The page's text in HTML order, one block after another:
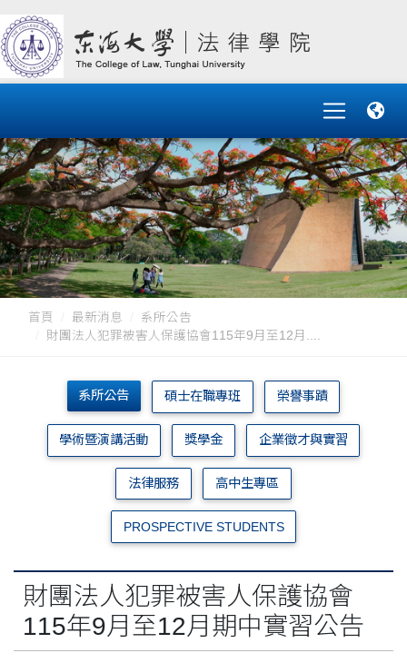
首頁 最新消息
系所公告
財團法人犯罪被害人保護協會115年9月至12月....
系所公告 碩士在職專班 榮譽事蹟
學術暨演講活動 獎學金 企業徵才與實習
法律服務 高中生專區
PROSPECTIVE STUDENTS
財團法人犯罪被害人保護協會
115年9月至12月期中實習公告